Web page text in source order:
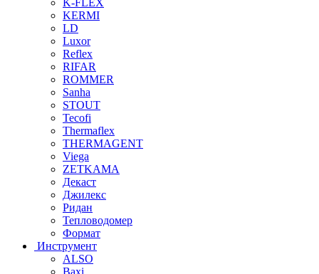
KERMI
LD
Luxor
Reflex
RIFAR
ROMMER
Sanha
STOUT
Tecofi
Thermaflex
THERMAGENT
Viega
ZETKAMA
Декаст
Джилекс
Ридан
Тепловодомер
Формат
Инструмент
ALSO
Baxi